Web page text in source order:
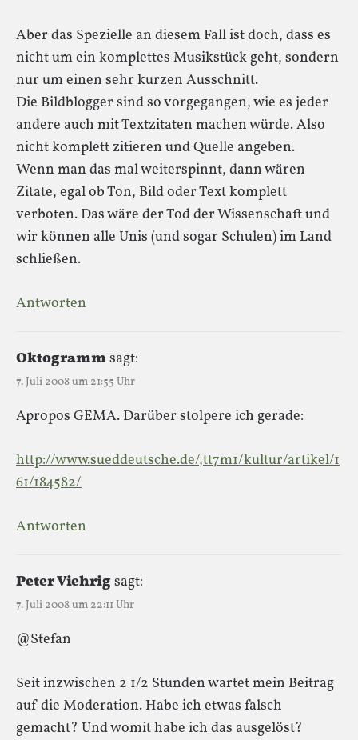
Aber das Spezielle an diesem Fall ist doch, dass es
nicht um ein komplettes Musikstück geht, sondern
nur um einen sehr kurzen Ausschnitt.
Die Bildblogger sind so vorgegangen, wie es jeder
andere auch mit Textzitaten machen würde. Also
nicht komplett zitieren und Quelle angeben.
Wenn man das mal weiterspinnt, dann wären
Zitate, egal ob Ton, Bild oder Text komplett
verboten. Das wäre der Tod der Wissenschaft und
wir können alle Unis (und sogar Schulen) im Land
schließen.
Antworten
Oktogrammsagt:
7. Juli 2008 um 21:55 Uhr
Apropos GEMA. Darüber stolpere ich gerade:
http://www.sueddeutsche.de/,tt7m1/kultur/artikel/1
61/184582/
Antworten
Peter Viehrigsagt:
7. Juli 2008 um 22:11 Uhr
@Stefan
Seit inzwischen 2 1/2 Stunden wartet mein Beitrag
auf die Moderation. Habe ich etwas falsch
gemacht? Und womit habe ich das ausgelöst?